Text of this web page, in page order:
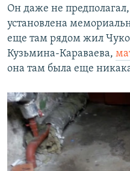
Он даже не
установлена
еще там рядом жил
Кузьмина-Караваева,
она там была еще